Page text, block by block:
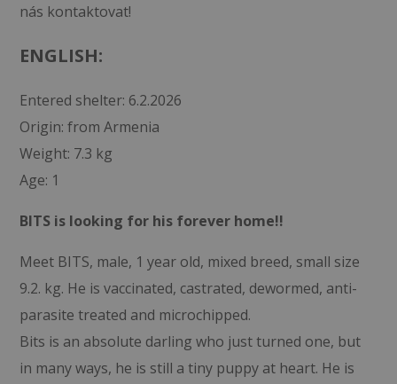
nás kontaktovat!
ENGLISH:
Entered shelter: 6.2.2026
Origin: from Armenia
Weight: 7.3 kg
Age: 1
BITS is looking for his forever home!!
Meet BITS, male, 1 year old, mixed breed, small size
9.2. kg. He is vaccinated, castrated, dewormed, anti-
parasite treated and microchipped.
Bits is an absolute darling who just turned one, but
in many ways, he is still a tiny puppy at heart. He is